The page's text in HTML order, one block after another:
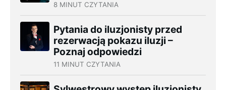
8 MINUT CZYTANIA
Pytania do iluzjonisty przed
rezerwacją pokazu iluzji –
Poznaj odpowiedzi
11 MINUT CZYTANIA